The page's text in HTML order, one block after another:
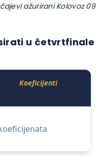
ažurirani Kolovoz 09
u četvrtfinale